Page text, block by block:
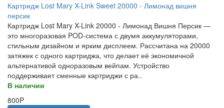
Картридж Lost Mary X-Link Sweet 20000 - Лимонад вишня
персик
Картридж Lost Mary X-Link 20000 - Лимонад Вишня Персик —
это многоразовая POD-система с двумя аккумуляторами,
стильным дизайном и ярким дисплеем. Рассчитана на 20000
затяжек с одного картриджа, что делает её экономичной
альтернативой одноразовым вейпам. Устройство
поддерживает сменные картриджи с ра..
В наличии
800P